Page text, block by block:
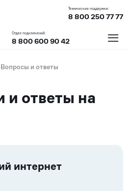
Техническая поддержка:
8 800 250 77 77
Отдел подключений:
8 800 600 90 42 ≡
Вопросы и ответы
и ответы на
интернет